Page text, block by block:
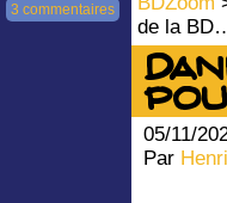
de la
3 commentaires
05/11/
Par